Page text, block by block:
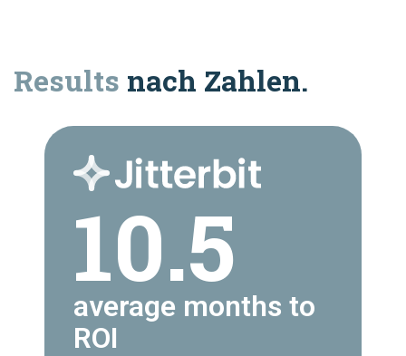
Results nach Zahlen.
10.5
average months to
ROI